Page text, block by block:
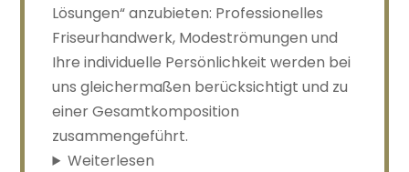
Lösungen“ anzubieten: Professionelles
Friseurhandwerk, Modeströmungen und
Ihre individuelle Persönlichkeit werden bei
uns gleichermaßen berücksichtigt und zu
einer Gesamtkomposition
zusammengeführt.
Weiterlesen